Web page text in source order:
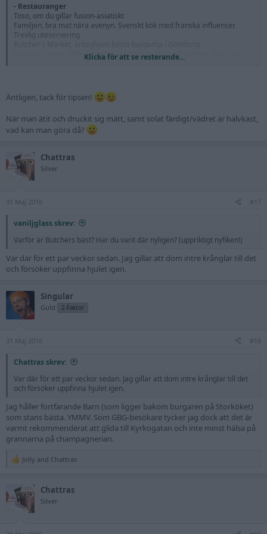
- Restauranger
Toso, om du gillar fusion-asiatiskt
Familjen, bra mat nära avenyn. Svenskt kök med franska influenser.
Trevlig uteservering
Storköket, stort ställe utomhus vid stora teatern på Avenyn. Också bra
The Rover, grymt bra ölutbud
Brewers beer bar, samma här.
- Barer
Glasshak
Gelato Da Luca, bland den bästa glassen du hittar norr om Bologna.
Klicka för att se resterande...
Äntligen, tack för tipsen!
När man ätit och druckit sig mätt, samt solat färdigt/vädret är halvkast,
vad kan man göra då?
Chattras
Silver
31 Maj 2016 #17
vaniljglass skrev:
Varför är Butchers bäst? Har du varit där nyligen? (uppriktigt nyfiken!)
Var där för ett par veckor sedan. Jag gillar att dom intre krånglar till det
och försöker uppfinna hjulet igen.
Singular
Guld 2-Faktor
31 Maj 2016 #18
Chattras skrev:
Var där för ett par veckor sedan. Jag gillar att dom intre krånglar till det
och försöker uppfinna hjulet igen.
Jag håller fortfarande Barn (som ligger bakom burgaren på Storköket)
som stans bästa. YMMV. Som GBG-besökare tycker jag dock att det är
varmt rekommenderat att glida till Kyrkogatan och inte minst hälsa på
grannarna på champagnerian.
R
Jolly and Chattras
Chattras
Silver